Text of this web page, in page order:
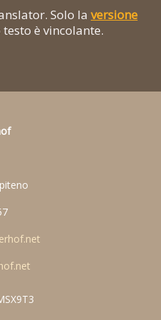
Solo la versione
è vincolante.